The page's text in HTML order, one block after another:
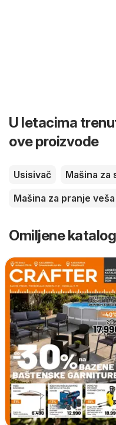
U letacima
ove proizvode
Usisivač Mašina za
Mašina za pranje veša
Omiljene